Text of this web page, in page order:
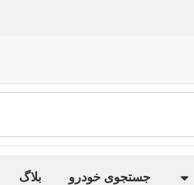
جستجوی خودرو بلاگ